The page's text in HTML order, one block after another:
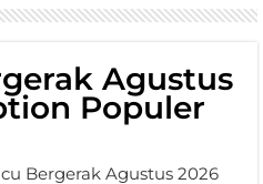
Agustus
Populer
Bergerak Agustus 2026